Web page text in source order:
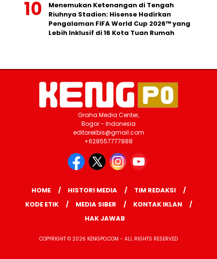
Menemukan Ketenangan di Tengah
Riuhnya Stadion: Hisense Hadirkan
Pengalaman FIFA World Cup 2026™ yang
Lebih Inklusif di 16 Kota Tuan Rumah
Graha Media Center,
Bogor - Indonesia
editorekbis@gmail.com
+628557777888
HOME HISTORI MEDIA
TIM REDAKSI
KODE ETIK
MEDIA SIBER
KONTAK IKLAN
HAK JAWAB
COPYRIGHT © 2026 KENGPO.COM - ALL RIGHTS RESERVED